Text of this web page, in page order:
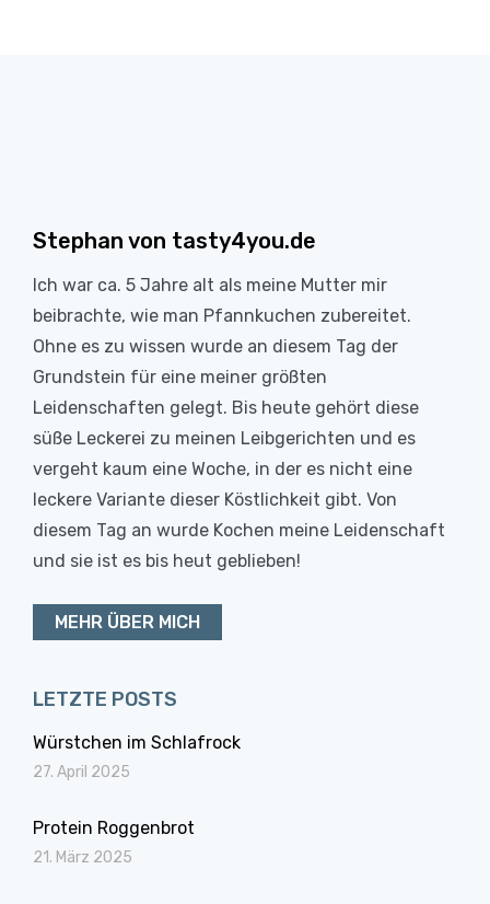
Stephan von tasty4you.de
Ich war ca. 5 Jahre alt als meine Mutter mir
beibrachte, wie man Pfannkuchen zubereitet.
Ohne es zu wissen wurde an diesem Tag der
Grundstein für eine meiner größten
Leidenschaften gelegt. Bis heute gehört diese
süße Leckerei zu meinen Leibgerichten und es
vergeht kaum eine Woche, in der es nicht eine
leckere Variante dieser Köstlichkeit gibt. Von
diesem Tag an wurde Kochen meine Leidenschaft
und sie ist es bis heut geblieben!
MEHR ÜBER MICH
LETZTE POSTS
Würstchen im Schlafrock
27. April 2025
Protein Roggenbrot
21. März 2025